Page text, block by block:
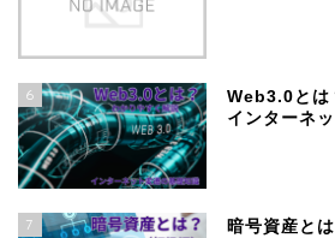
6
Web3.0とは
インターネ
7
暗号資産と